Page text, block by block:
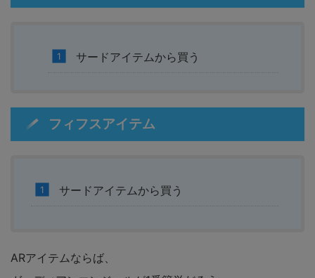
サードアイテムから買う
フィフスアイテム
サードアイテムから買う
ARアイテムならば、